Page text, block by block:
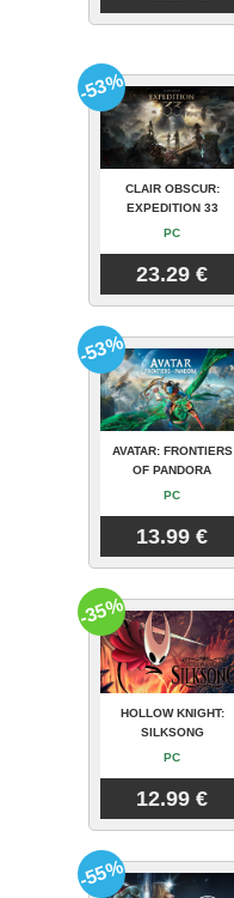
CLAIR OBSCUR:
EXPEDITION 33
PC
23.29 €
-53%
AVATAR: FRONTIERS
OF PANDORA
PC
13.99 €
-53%
HOLLOW KNIGHT:
SILKSONG
PC
12.99 €
-35%
-55%